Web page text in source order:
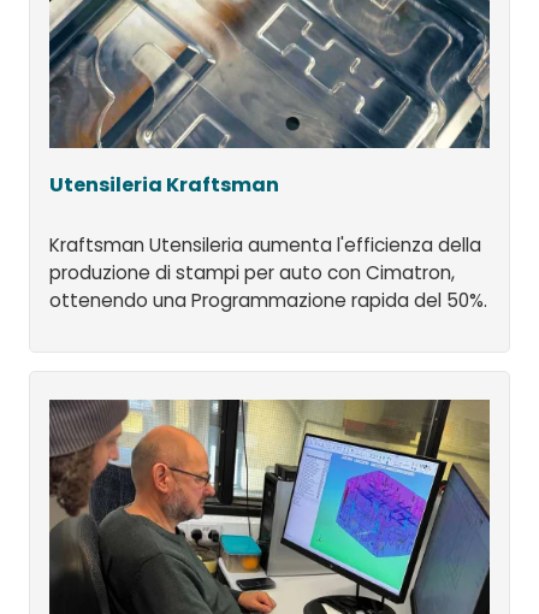
Utensileria Kraftsman
Kraftsman Utensileria aumenta l'efficienza della
produzione di stampi per auto con Cimatron,
ottenendo una Programmazione rapida del 50%.